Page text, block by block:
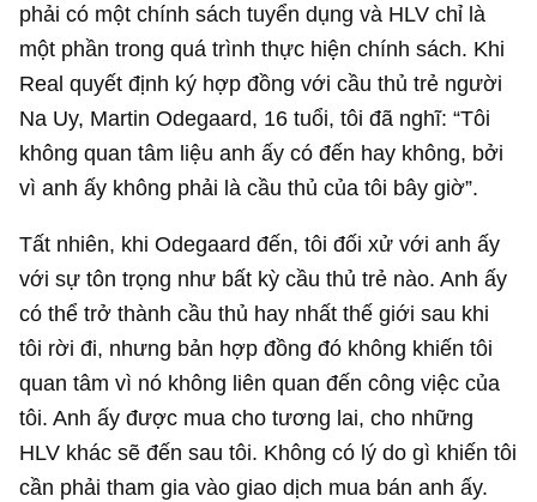
phải có một chính sách tuyển dụng và HLV chỉ là
một phần trong quá trình thực hiện chính sách. Khi
Real quyết định ký hợp đồng với cầu thủ trẻ người
Na Uy, Martin Odegaard, 16 tuổi, tôi đã nghĩ: “Tôi
không quan tâm liệu anh ấy có đến hay không, bởi
vì anh ấy không phải là cầu thủ của tôi bây giờ”.
Tất nhiên, khi Odegaard đến, tôi đối xử với anh ấy
với sự tôn trọng như bất kỳ cầu thủ trẻ nào. Anh ấy
có thể trở thành cầu thủ hay nhất thế giới sau khi
tôi rời đi, nhưng bản hợp đồng đó không khiến tôi
quan tâm vì nó không liên quan đến công việc của
tôi. Anh ấy được mua cho tương lai, cho những
HLV khác sẽ đến sau tôi. Không có lý do gì khiến tôi
cần phải tham gia vào giao dịch mua bán anh ấy.